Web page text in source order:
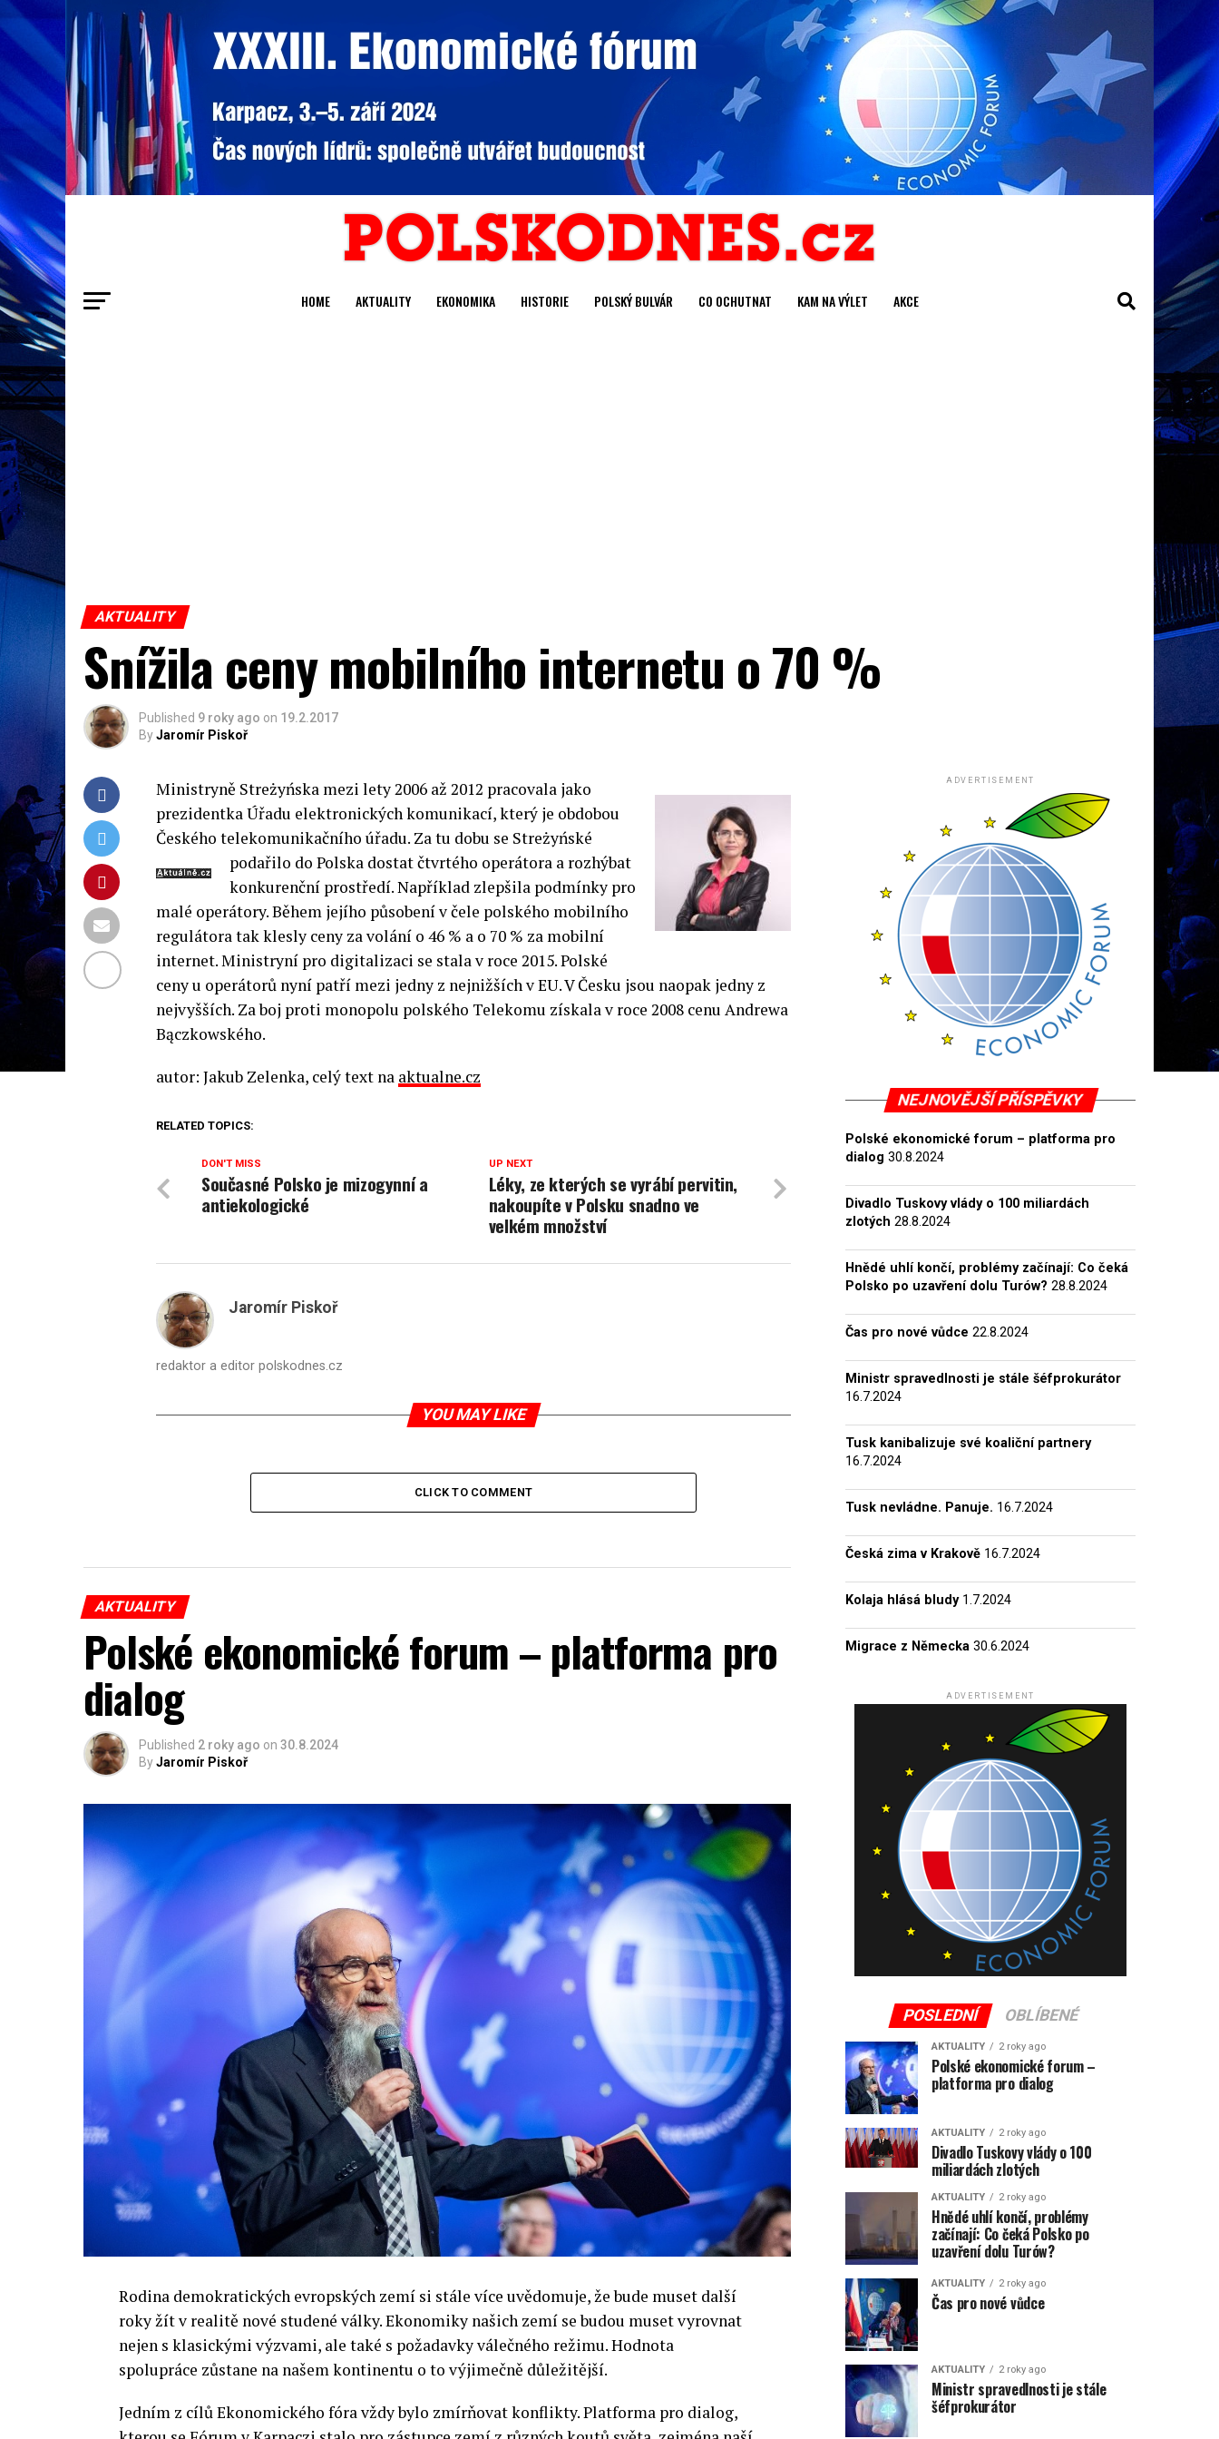
HOME AKTUALITY EKONOMIKA HISTORIE POLSKÝ BULVÁR CO OCHUTNAT KAM NA VÝLET AKCE
AKTUALITY
Snížila ceny mobilního internetu o 70 %
Published 9 roky ago on 19.2.2017
ByJaromír Piskoř
Ministryně Streżyńska mezi lety 2006 až 2012 pracovala jako
prezidentka Úřadu elektronických komunikací, který je obdobou
Českého telekomunikačního úřadu. Za tu dobu se Streżyńské
podařilo do Polska dostat čtvrtého operátora a rozhýbat
konkurenční prostředí. Například zlepšila podmínky pro
malé operátory. Během jejího působení v čele polského mobilního
regulátora tak klesly ceny za volání o 46 % a o 70 % za mobilní
internet.Ministryní pro digitalizaci se stala v roce 2015. Polské
ceny u operátorů nyní patří mezi jedny z nejnižších v EU. V Česku jsou naopak jedny z
nejvyšších. Za boj proti monopolu polského Telekomu získala v roce 2008 cenu Andrewa
Bączkowského.
autor: Jakub Zelenka, celý text na aktualne.cz
RELATED TOPICS:
UP NEXT
Léky, ze kterých se vyrábí pervitin,
nakoupíte v Polsku snadno ve
velkém množství
DON'T MISS
Současné Polsko je mizogynní a
antiekologické
Jaromír Piskoř
redaktor a editor polskodnes.cz
YOU MAY LIKE
CLICK TO COMMENT
AKTUALITY
Polské ekonomické forum – platforma pro
dialog
Published 2 roky ago on 30.8.2024
ByJaromír Piskoř
Rodina demokratických evropských zemí si stále více uvědomuje, že bude muset další
roky žít v realitě nové studené války. Ekonomiky našich zemí se budou muset vyrovnat
nejen s klasickými výzvami, ale také s požadavky válečného režimu. Hodnota
spolupráce zůstane na našem kontinentu o to výjimečně důležitější.
Jedním z cílů Ekonomického fóra vždy bylo zmírňovat konflikty. Platforma pro dialog,
ADVERTISEMENT
NEJNOVĚJŠÍ PŘÍSPĚVKY
Polské ekonomické forum – platforma pro
dialog 30.8.2024
Divadlo Tuskovy vlády o 100 miliardách
zlotých 28.8.2024
Hnědé uhlí končí, problémy začínají: Co čeká
Polsko po uzavření dolu Turów? 28.8.2024
Čas pro nové vůdce 22.8.2024
Ministr spravedlnosti je stále šéfprokurátor
16.7.2024
Tusk kanibalizuje své koaliční partnery
16.7.2024
Tusk nevládne. Panuje. 16.7.2024
Česká zima v Krakově 16.7.2024
Kolaja hlásá bludy 1.7.2024
Migrace z Německa 30.6.2024
ADVERTISEMENT
POSLEDNÍ OBLÍBENÉ
AKTUALITY 2 roky ago
Polské ekonomické forum –
platforma pro dialog
AKTUALITY 2 roky ago
Divadlo Tuskovy vlády o 100
miliardách zlotých
AKTUALITY 2 roky ago
Hnědé uhlí končí, problémy
začínají: Co čeká Polsko po
uzavření dolu Turów?
AKTUALITY 2 roky ago
Čas pro nové vůdce
AKTUALITY 2 roky ago
Ministr spravedlnosti je stále
šéfprokurátor